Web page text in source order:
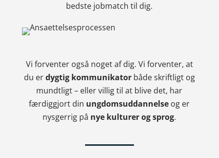
bedste jobmatch til dig.
Vi forventer også noget af dig. Vi forventer, at
du erdygtig kommunikatorbåde skriftligt og
mundtligt – eller villig til at blive det, har
færdiggjort din ungdomsuddannelse og er
nysgerrig på nye kulturer og sprog.